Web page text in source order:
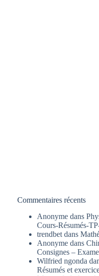
Commentaires récents
Anonyme dans
Cours-Résumés-
trendbet dans
Anonyme dans
Consignes –
Wilfried ngonda
Résumés et